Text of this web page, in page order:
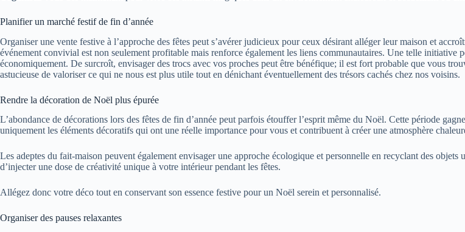
Planifier un marché festif de fin d’année
Organiser une vente festive à l’approche des fêtes peut s’avérer judicieux pour ceux désirant alléger leur maison et
événement convivial est non seulement profitable mais renforce également les liens communautaires. Une telle initiative
économiquement. De surcroît, envisager des trocs avec vos proches peut être bénéfique; il est fort probable que vous
astucieuse de valoriser ce qui ne nous est plus utile tout en dénichant éventuellement des trésors cachés chez nos voisins.
Rendre la décoration de Noël plus épurée
L’abondance de décorations lors des fêtes de fin d’année peut parfois étouffer l’esprit même du Noël. Cette période
uniquement les éléments décoratifs qui ont une réelle importance pour vous et contribuent à créer une atmosphère
Les adeptes du fait-maison peuvent également envisager une approche écologique et personnelle en recyclant des objets
d’injecter une dose de créativité unique à votre intérieur pendant les fêtes.
Allégez donc votre déco tout en conservant son essence festive pour un Noël serein et personnalisé.
Organiser des pauses relaxantes